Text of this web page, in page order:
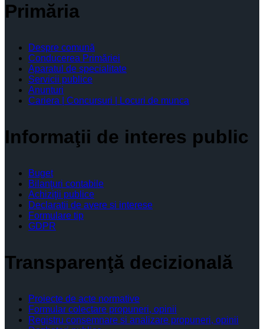
Primăria
Despre comună
Conducerea Primăriei
Aparatul de specialitate
Servicii publice
Anunturi
Cariera | Concursuri | Locuri de munca
Informaţii de interes public
Buget
Bilanţuri contabile
Achiziţii publice
Declaratii de avere si interese
Formulare tip
GDPR
Transparenţă decizională
Proiecte de acte normative
Formular colectare propuneri, opinii
Registru consemnare si analizare propuneri, opinii